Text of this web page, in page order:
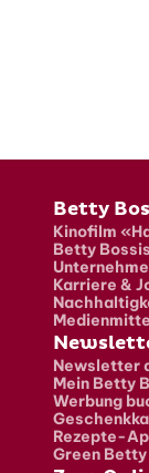
Fusszeile
Betty
Kinofilm
Betty
Karriere &
Newsletter
Mein Betty
Werbung
Rezepte-
Green Betty